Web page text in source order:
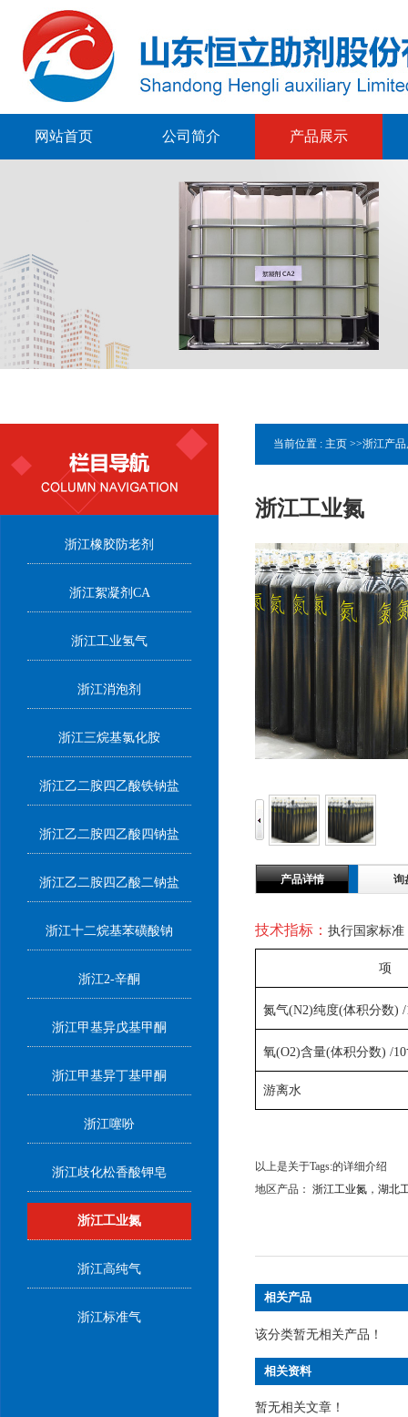
网站首页 公司简介 产品展示
浙江橡胶防老剂
浙江絮凝剂CA
浙江工业氢气
浙江消泡剂
浙江三烷基氯化胺
浙江乙二胺四乙酸铁钠盐
浙江乙二胺四乙酸四钠盐
浙江乙二胺四乙酸二钠盐
浙江十二烷基苯磺酸钠
浙江2-辛酮
浙江甲基异戊基甲酮
浙江甲基异丁基甲酮
浙江噻吩
浙江歧化松香酸钾皂
浙江工业氮
浙江高纯气
浙江标准气
当前位置 : 主页 >>浙江产
浙江工业氮
产品详情 询
技术指标： 执行国家标准
项
氮气(N2)纯度(体积分数) /
氧(O2)含量(体积分数) /10
游离水
以上是关于Tags:的详细介绍
地区产品： 浙江工业氮 ， 湖北
相关产品
该分类暂无相关产品！
相关资料
暂无相关文章！